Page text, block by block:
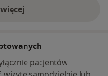
o adresie
pacjentów